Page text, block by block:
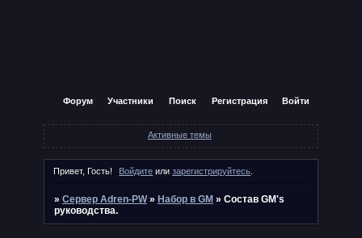
Форум Участники Поиск Регистрация Войти
Активные темы
Привет, Гость! Войдите илизарегистрируйтесь.
» Сервер Adren-PW » Набор в GM » Состав GM's
руководства.